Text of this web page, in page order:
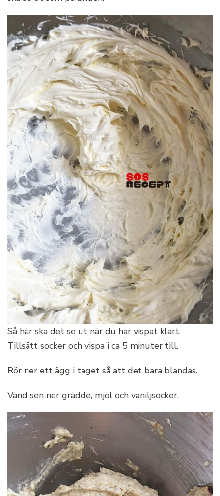
Så här ska det se ut när du har vispat klart.
Tillsätt socker och vispa i ca 5 minuter till.
Rör ner ett ägg i taget så att det bara blandas.
Vänd sen ner grädde, mjöl och vaniljsocker.